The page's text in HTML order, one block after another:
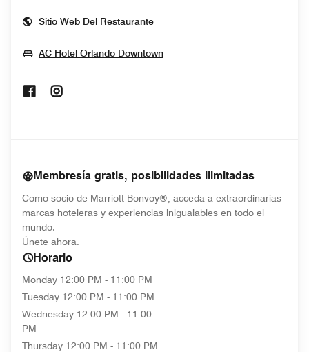
Sitio Web Del RestauranteOpens In New Window
AC Hotel Orlando DowntownOpens In New Window
Opens In New Window
Membresía gratis, posibilidades ilimitadas
Como socio de Marriott Bonvoy®, acceda a extraordinarias
marcas hoteleras y experiencias inigualables en todo el
mundo.
Únete ahora.
Horario
Monday 12:00 PM - 11:00 PM
Tuesday 12:00 PM - 11:00 PM
Wednesday 12:00 PM - 11:00
PM
Thursday 12:00 PM - 11:00 PM